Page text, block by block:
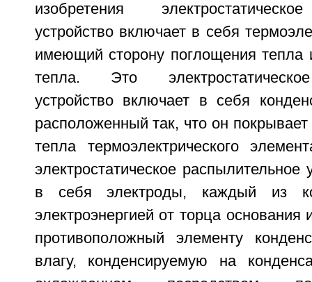
изобретения
устройство включает в себя
имеющий сторону поглощения тепла
тепла. Это
устройство включает в себя
расположенный так, что он
тепла термоэлектрического
электростатическое распылительное
в себя электроды, каждый из
электроэнергией от торца основания
противоположный элементу
влагу, конденсируемую на